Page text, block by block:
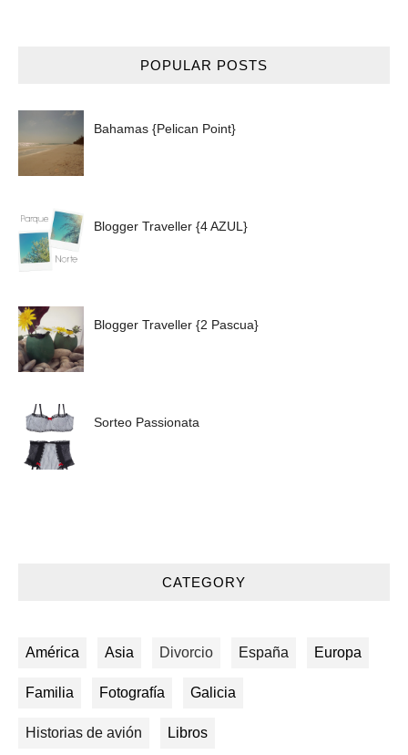
POPULAR POSTS
Bahamas {Pelican Point}
Blogger Traveller {4 AZUL}
Blogger Traveller {2 Pascua}
Sorteo Passionata
CATEGORY
América Asia Divorcio España Europa
Familia Fotografía Galicia
Historias de avión Libros